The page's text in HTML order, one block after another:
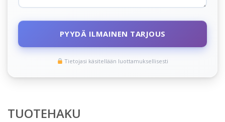
PYYDÄ ILMAINEN TARJOUS
Tietojasi käsitellään luottamuksellisesti
TUOTEHAKU